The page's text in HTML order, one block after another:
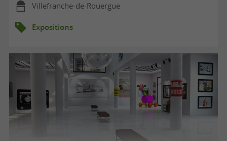
Villefranche-de-Rouergue
Expositions